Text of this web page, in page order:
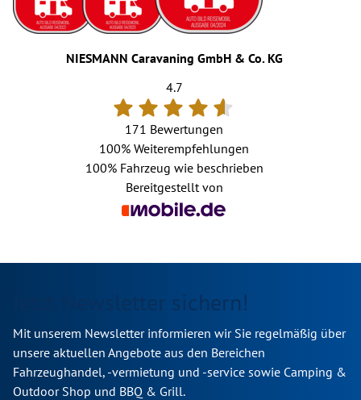
NIESMANN Caravaning GmbH & Co. KG
4.7
171 Bewertungen
100% Weiterempfehlungen
100%Fahrzeug wie beschrieben
Bereitgestellt von
Jetzt Newsletter sichern!
Mit unserem Newsletter informieren wir Sie regelmäßig über
unsere aktuellen Angebote aus den Bereichen
Fahrzeughandel, -vermietung und -service sowie Camping &
Outdoor Shop und BBQ & Grill.